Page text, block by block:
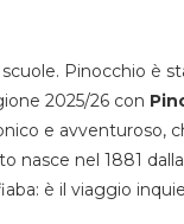
Pinocchio è
2025/26 con
e avventuroso,
nasce nel 1881
è il viaggio